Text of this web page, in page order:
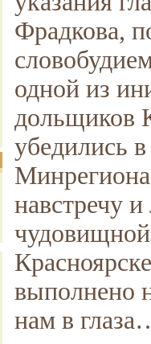
Фрадкова,
одной из
дольщиков
убедились
навстречу
чудовищной
выполнено
нам в